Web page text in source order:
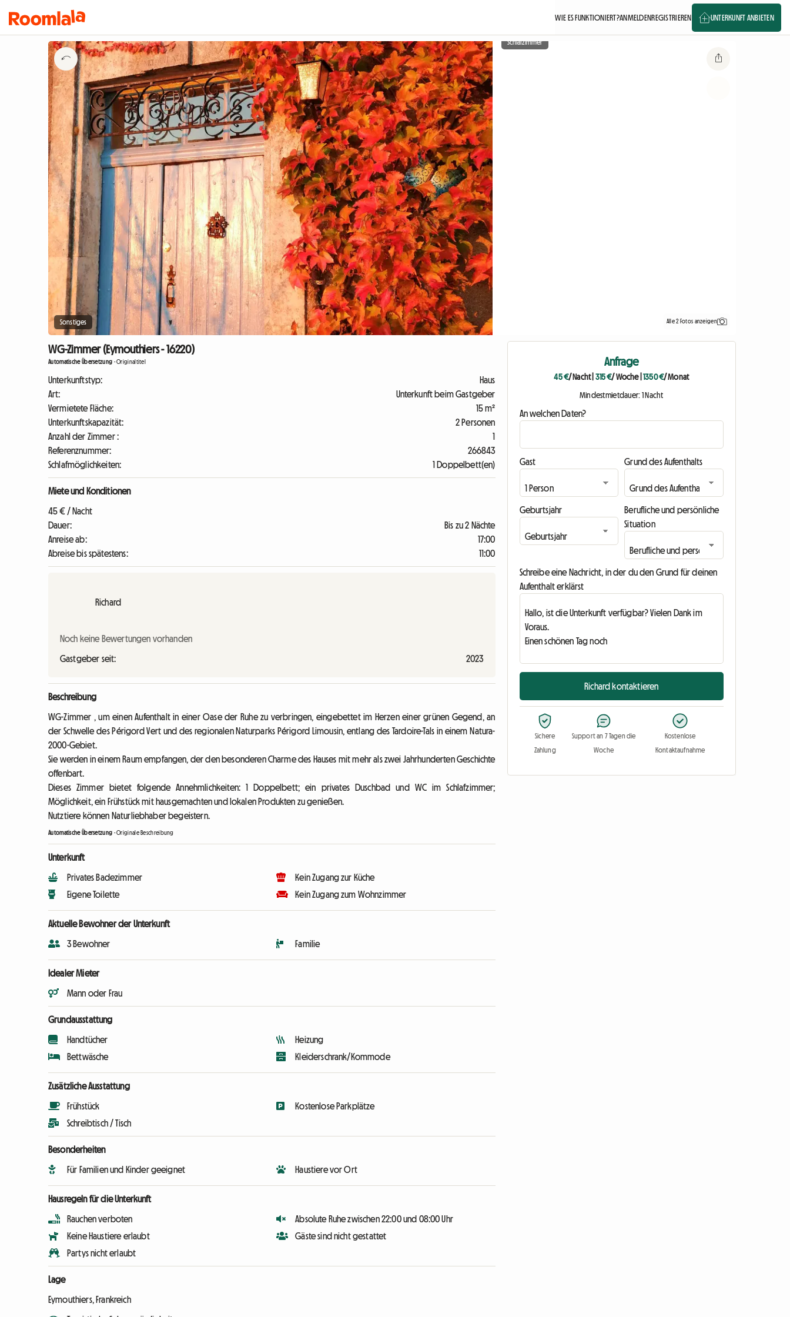
WIE ES FUNKTIONIERT?ANMELDENREGISTRIEREN UNTERKUNFT ANBIETEN
Sonstiges
Schlafzimmer
Alle 2 Fotos anzeigen
WG-Zimmer (Eymouthiers - 16220)
Automatische Übersetzung -Originaltitel
Unterkunftstyp:
Haus
Art:
Unterkunft beim Gastgeber
Vermietete Fläche:
15 m²
Unterkunftskapazität:
2 Personen
Anzahl der Zimmer :
1
Referenznummer:
266843
Schlafmöglichkeiten:
1 Doppelbett(en)
Miete und Konditionen
45 € / Nacht
Dauer:
Bis zu 2 Nächte
Anreise ab:
17:00
Abreise bis spätestens:
11:00
Richard
Noch keine Bewertungen vorhanden
Gastgeber seit: 2023
Beschreibung
WG-Zimmer , um einen Aufenthalt in einer Oase der Ruhe zu verbringen, eingebettet im Herzen einer grünen Gegend, an
der Schwelle des Périgord Vert und des regionalen Naturparks Périgord Limousin, entlang des Tardoire-Tals in einem Natura-
2000-Gebiet.
Sie werden in einem Raum empfangen, der den besonderen Charme des Hauses mit mehr als zwei Jahrhunderten Geschichte
offenbart.
Dieses Zimmer bietet folgende Annehmlichkeiten: 1 Doppelbett; ein privates Duschbad und WC im Schlafzimmer;
Möglichkeit, ein Frühstück mit hausgemachten und lokalen Produkten zu genießen.
Nutztiere können Naturliebhaber begeistern.
Automatische Übersetzung -Originale Beschreibung
Unterkunft
Privates Badezimmer
Eigene Toilette
Kein Zugang zur Küche
Kein Zugang zum Wohnzimmer
Aktuelle Bewohner der Unterkunft
3 Bewohner Familie
Idealer Mieter
Mann oder Frau
Grundausstattung
Handtücher
Bettwäsche
Heizung
Kleiderschrank/Kommode
Zusätzliche Ausstattung
Frühstück
Schreibtisch / Tisch
Kostenlose Parkplätze
Besonderheiten
Für Familien und Kinder geeignet Haustiere vor Ort
Hausregeln für die Unterkunft
Rauchen verboten
Keine Haustiere erlaubt
Partys nicht erlaubt
Absolute Ruhe zwischen 22:00 und 08:00 Uhr
Gäste sind nicht gestattet
Lage
Eymouthiers, Frankreich
Anfrage
45 €/ Nacht| 315 €/ Woche|1350 €/ Monat
Mindestmietdauer: 1 Nacht
An welchen Daten?
Gast Grund des Aufenthalts
Geburtsjahr
Berufliche und persönliche
Situation
Schreibe eine Nachricht, in der du den Grund für deinen
Aufenthalt erklärst
Richard kontaktieren
Sichere
Zahlung
Support an 7 Tagen die
Woche
Kostenlose
Kontaktaufnahme